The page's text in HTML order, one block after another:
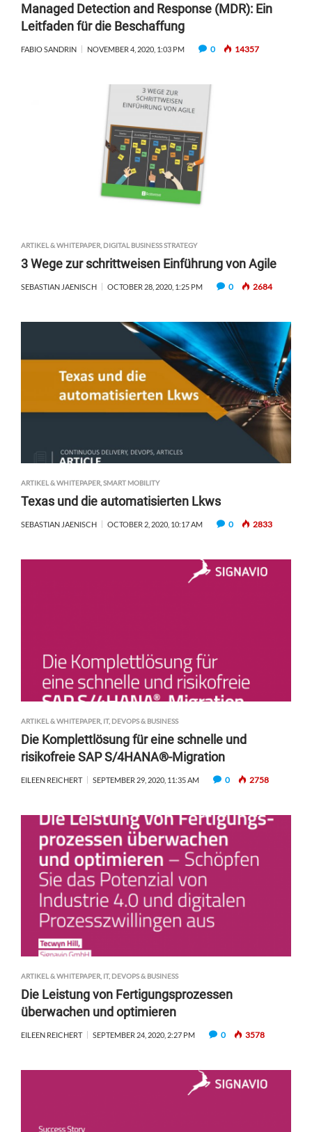
Managed Detection and Response (MDR): Ein
Leitfaden für die Beschaffung
FABIO SANDRIN NOVEMBER 4, 2020, 1:03 PM 0 14357
ARTIKEL & WHITEPAPER DIGITAL BUSINESS STRATEGY
3 Wege zur schrittweisen Einführung von Agile
SEBASTIAN JAENISCH OCTOBER 28, 2020, 1:25 PM 0 2684
ARTIKEL & WHITEPAPER,SMART MOBILITY
Texas und die automatisierten Lkws
SEBASTIAN JAENISCH OCTOBER 2, 2020, 10:17 AM 0 2833
ARTIKEL & WHITEPAPER IT, DEVOPS & BUSINESS
Die Komplettlösung für eine schnelle und
risikofreie SAP S/4HANA®-Migration
EILEEN REICHERT SEPTEMBER 29, 2020, 11:35 AM 0 2758
ARTIKEL & WHITEPAPER IT, DEVOPS & BUSINESS
Die Leistung von Fertigungsprozessen
überwachen und optimieren
EILEEN REICHERT SEPTEMBER 24, 2020, 2:27 PM 0 3578